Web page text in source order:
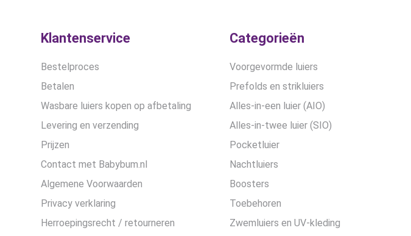
Klantenservice
Bestelproces
Betalen
Wasbare luiers kopen op afbetaling
Levering en verzending
Prijzen
Contact met Babybum.nl
Algemene Voorwaarden
Privacy verklaring
Herroepingsrecht / retourneren
Categorieën
Voorgevormde luiers
Prefolds en strikluiers
Alles-in-een luier (AIO)
Alles-in-twee luier (SIO)
Pocketluier
Nachtluiers
Boosters
Toebehoren
Zwemluiers en UV-kleding